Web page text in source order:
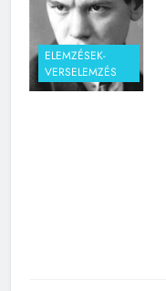
ELEMZÉSEK-
VERSELEMZÉS